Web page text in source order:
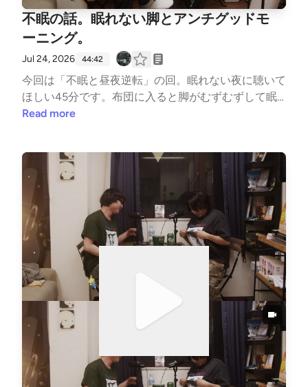
った00:16:49 フジロックが終わった日が年末00:18:3
6 カメラマン感想。今年は12アーティストを撮りまし
た00:22:51 フジロックに行って、音楽をやめた友達0
0:24:05 自分の音楽を、フジロックにチューニングで
きるか問題00:32:12 理久の4日間——試験勉強、1時
間睡眠、配信のフジロック00:42:10 ヘッドライナー
をステージ上から撮ると📝 音楽や映画の話が、いつ
のまにか人生の話になっている。毎週木曜20時更
erhead/西永福JAM）▶X: https://x.com/sangen_radi
o▶Instagram: https://www.instagram.com/sangensh
ugi.radio/📚 渋谷三現主義書店（渋谷ヒカリエ8F）営
業中
不眠の話。眠れない脚とアンチグッドモ
ーニング。
Jul 24, 2026 44:42
今回は「不眠と昼夜逆転」の回。眠れない夜に聴いて
ほしい45分です。布団に入ると脚がむずむずして眠
れない——Kazmaが子どもの頃から抱えてきた「足
現物実演、これまで試した睡眠グッズの数々まで。後
半は、芥川賞候補・八木詠美『アンチ・グッドモーニ
ング』を紹介。半年間眠れない主人公と、健康と笑顔
を強要してくる職場。「おはよう」へのアンチ。眠れ
ないすべての夜型人間へ。おやすみなさい。🎙️見出
し🎙️00:00:00 試験期間の理久、8年間フジロックに
行けないジレンマ00:02:29 昼夜逆転の男・Kazmaの
不眠を解剖する00:05:16 小学生の頃から、布団に入
ると脚がむずむずして眠れない00:08:19 Bearwear
「RESTLESS LEGS」の由来は、この眠れない脚00:1
5:11 ナポレオンの3時間睡眠と、「一度寝たら10時
間」のKazma00:18:53 広告を真に受けて買った3万円
の枕「ブレインスリープ」00:20:03 睡眠グッズ遍歴
——ヤクルト1000、R1、グリナ、ホットミルク00:2
Read more